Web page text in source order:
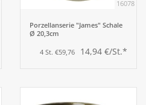
16078
Porzellanserie "James" Schale
Ø 20,3cm
4 St. €59,76 14,94 €/St.*